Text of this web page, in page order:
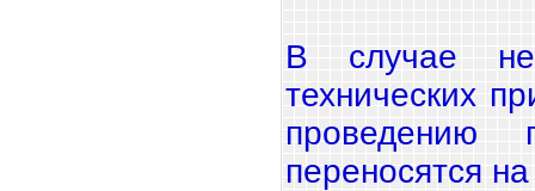
В случае
технических
проведению
переносятся